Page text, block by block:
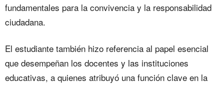
fundamentales para la convivencia y la responsabilidad
ciudadana.‎‎
El estudiante también hizo referencia al papel esencial
que desempeñan los docentes y las instituciones
educativas, a quienes atribuyó una función clave en la